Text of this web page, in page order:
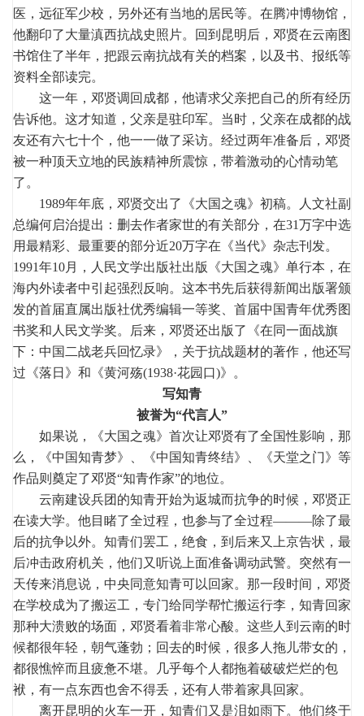
医，远征军少校，另外还有当地的居民等。在腾冲博物馆，
他翻印了大量滇西抗战史照片。回到昆明后，邓贤在云南图
书馆住了半年，把跟云南抗战有关的档案，以及书、报纸等
资料全部读完。
这一年，邓贤调回成都，他请求父亲把自己的所有经历
告诉他。这才知道，父亲是驻印军。当时，父亲在成都的战
友还有六七十个，他一一做了采访。经过两年准备后，邓贤
被一种顶天立地的民族精神所震惊，带着激动的心情动笔
了。
1989年年底，邓贤交出了《大国之魂》初稿。人文社副
总编何启治提出：删去作者家世的有关部分，在31万字中选
用最精彩、最重要的部分近20万字在《当代》杂志刊发。
1991年10月，人民文学出版社出版《大国之魂》单行本，在
海内外读者中引起强烈反响。这本书先后获得新闻出版署颁
发的首届直属出版社优秀编辑一等奖、首届中国青年优秀图
书奖和人民文学奖。后来，邓贤还出版了《在同一面战旗
下：中国二战老兵回忆录》，关于抗战题材的著作，他还写
过《落日》和《黄河殇(1938·花园口)》。
写知青
被誉为“代言人”
如果说，《大国之魂》首次让邓贤有了全国性影响，那
么，《中国知青梦》、《中国知青终结》、《天堂之门》等
作品则奠定了邓贤“知青作家”的地位。
云南建设兵团的知青开始为返城而抗争的时候，邓贤正
在读大学。他目睹了全过程，也参与了全过程———除了最
后的抗争以外。知青们罢工，绝食，到后来又上京告状，最
后冲击政府机关，他们又听说上面准备调动武警。突然有一
天传来消息说，中央同意知青可以回家。那一段时间，邓贤
在学校成为了搬运工，专门给同学帮忙搬运行李，知青回家
那种大溃败的场面，邓贤看着非常心酸。这些人到云南的时
候都很年轻，朝气蓬勃；回去的时候，很多人拖儿带女的，
都很憔悴而且疲惫不堪。几乎每个人都拖着破破烂烂的包
袱，有一点东西也舍不得丢，还有人带着家具回家。
离开昆明的火车一开，知青们又是泪如雨下。他们终于